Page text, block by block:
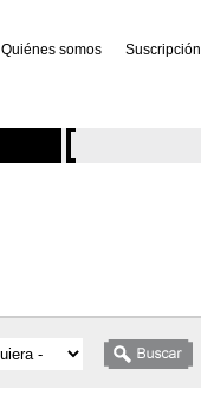
Quiénes somos Suscripción